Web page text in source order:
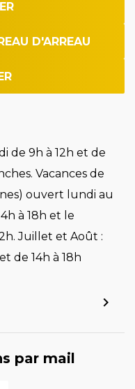
D'ARREAU
de 9h à 12h et de
Vacances de
ouvert lundi au
à 18h et le
Juillet et Août :
de 14h à 18h
par mail